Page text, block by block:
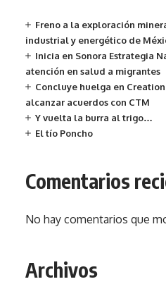
Freno a la exploración
industrial y energético de
Inicia en Sonora Estrategia
atención en salud a migrantes
Concluye huelga en
alcanzar acuerdos con CTM
Y vuelta la burra al trigo…
El tío Poncho
Comentarios
No hay comentarios que
Archivos